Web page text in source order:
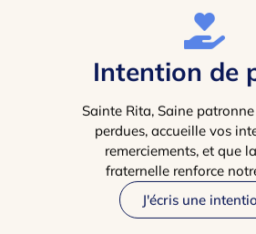
Intention de
Sainte Rita, Saine
perdues, accueille vos
remerciements, et que
fraternelle renforce
J'écris une